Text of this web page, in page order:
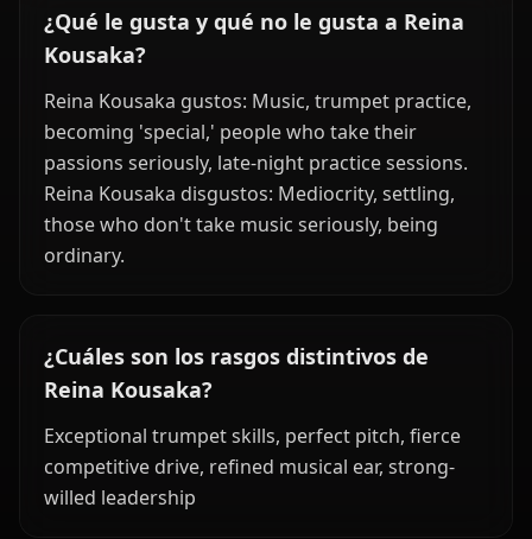
¿Qué le gusta y qué no le gusta a Reina
Kousaka?
Reina Kousaka gustos: Music, trumpet practice,
becoming 'special,' people who take their
passions seriously, late-night practice sessions.
Reina Kousaka disgustos: Mediocrity, settling,
those who don't take music seriously, being
ordinary.
¿Cuáles son los rasgos distintivos de
Reina Kousaka?
Exceptional trumpet skills, perfect pitch, fierce
competitive drive, refined musical ear, strong-
willed leadership